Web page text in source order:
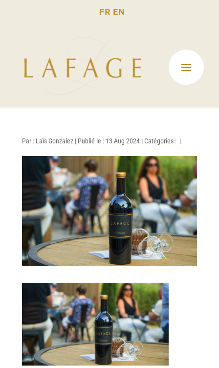
FR EN
Par : Laïs Gonzalez | Publié le : 13 Aug 2024 | Catégories : |